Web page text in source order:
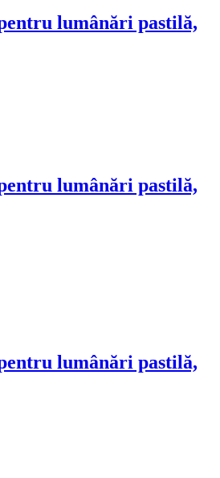
lumânări pastilă,
lumânări pastilă,
lumânări pastilă,